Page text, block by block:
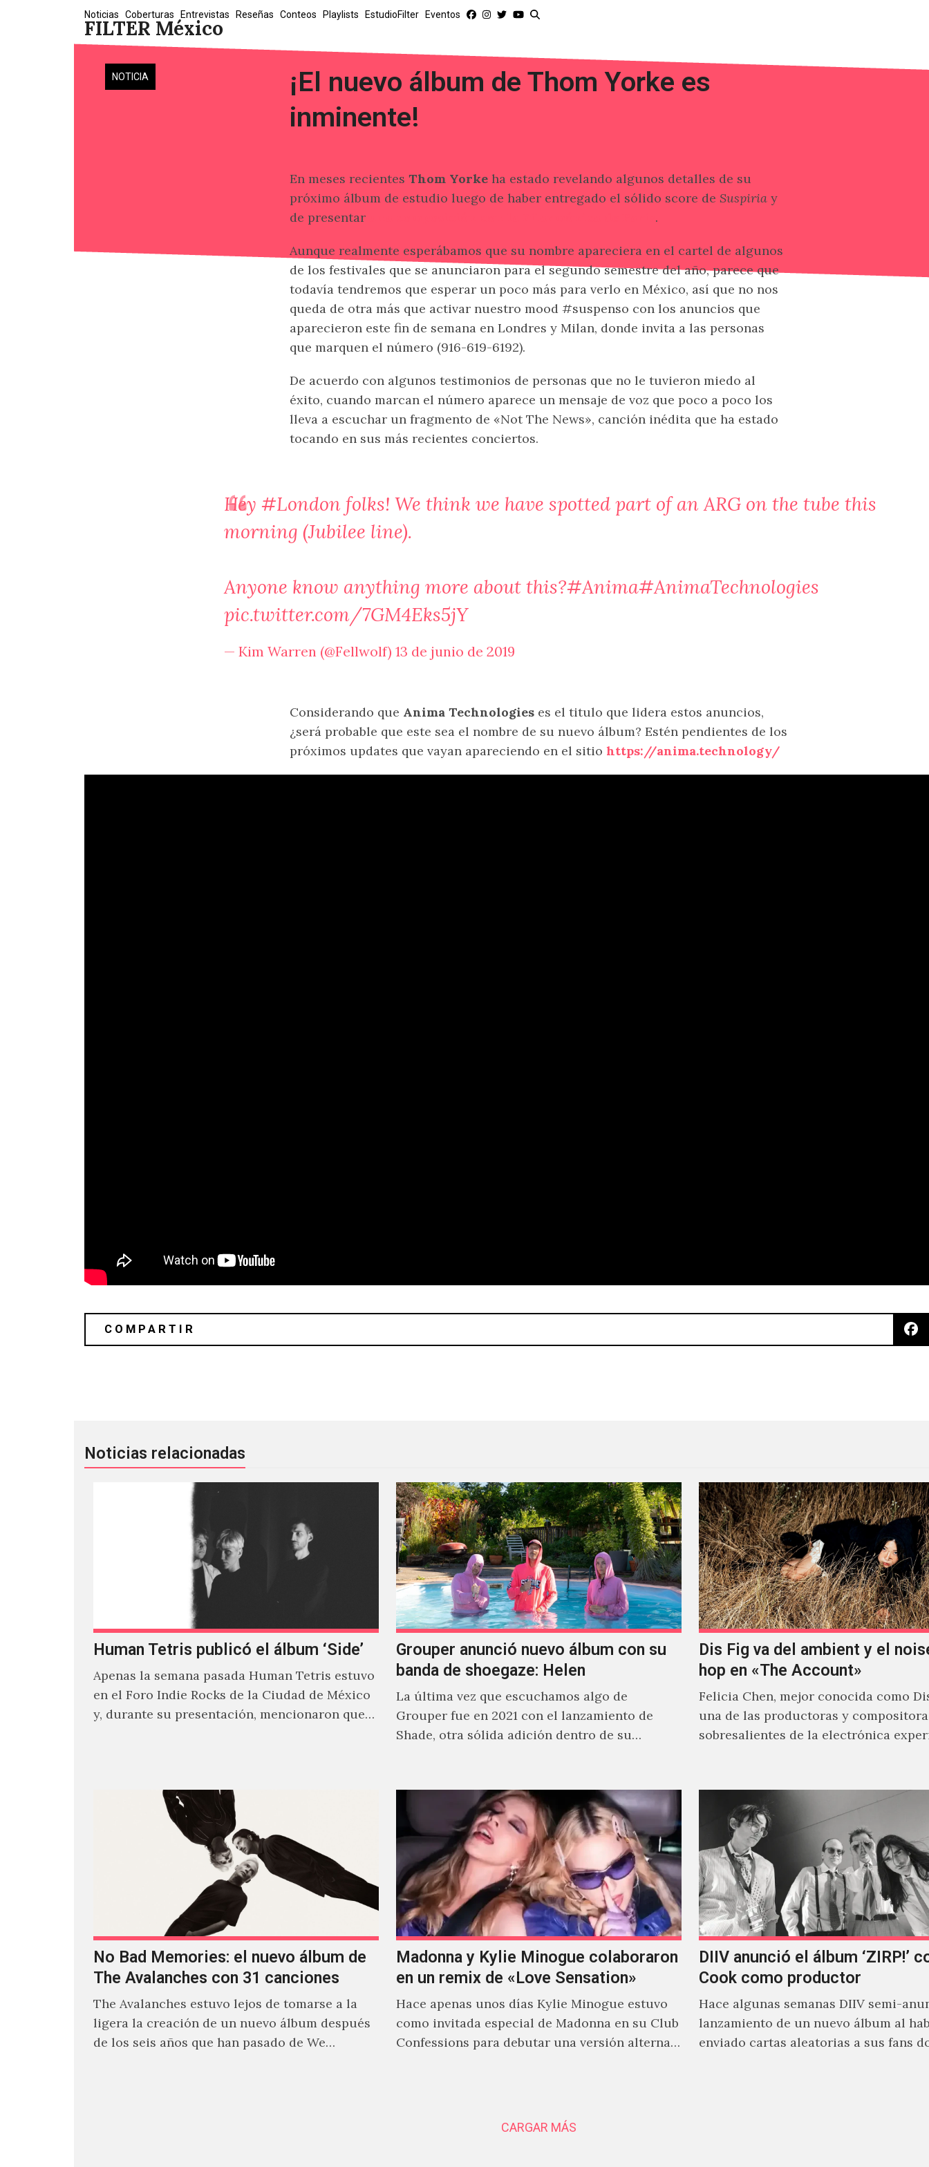
FILTER México
Noticias Coberturas Entrevistas Reseñas Conteos Playlists EstudioFilter Eventos
NOTICIA
¡El nuevo álbum de Thom Yorke es
inminente!
En meses recientes Thom Yorke ha estado revelando algunos detalles de su
próximo álbum de estudio luego de haber entregado el sólido score de Suspiria y
de presentar
.
Aunque realmente esperábamos que su nombre apareciera en el cartel de algunos
de los festivales que se anunciaron para el segundo semestre del año, parece que
todavía tendremos que esperar un poco más para verlo en México, así que no nos
queda de otra más que activar nuestro mood #suspenso con los anuncios que
aparecieron este fin de semana en Londres y Milan, donde invita a las personas
que marquen el número (916-619-6192).
De acuerdo con algunos testimonios de personas que no le tuvieron miedo al
éxito, cuando marcan el número aparece un mensaje de voz que poco a poco los
lleva a escuchar un fragmento de «Not The News», canción inédita que ha estado
tocando en sus más recientes conciertos.
Hey #London folks! We think we have spotted part of an ARG on the tube this
morning (Jubilee line).
Anyone know anything more about this?#Anima#AnimaTechnologies
pic.twitter.com/7GM4Eks5jY
— Kim Warren (@Fellwolf) 13 de junio de 2019
Considerando que Anima Technologies es el titulo que lidera estos anuncios,
¿será probable que este sea el nombre de su nuevo álbum? Estén pendientes de los
próximos updates que vayan apareciendo en el sitio https://anima.technology/
Noticias relacionadas
Human Tetris publicó el álbum ‘Side’
Apenas la semana pasada Human Tetris estuvo
en el Foro Indie Rocks de la Ciudad de México
y, durante su presentación, mencionaron que
Grouper anunció nuevo álbum con su
banda de shoegaze: Helen
La última vez que escuchamos algo de
Grouper fue en 2021 con el lanzamiento de
Shade, otra sólida adición dentro de su
Dis Fig va del ambient y el
hop en «The Account»
Felicia Chen, mejor conocida como
una de las productoras y
sobresalientes de la electrónica
No Bad Memories: el nuevo álbum de
The Avalanches con 31 canciones
The Avalanches estuvo lejos de tomarse a la
ligera la creación de un nuevo álbum después
de los seis años que han pasado de We…
Madonna y Kylie Minogue colaboraron
en un remix de «Love Sensation»
Hace apenas unos días Kylie Minogue estuvo
como invitada especial de Madonna en su Club
Confessions para debutar una versión alterna
DIIV anunció el álbum ‘ZIRP!’
Cook como productor
Hace algunas semanas DIIV semi-
lanzamiento de un nuevo álbum al
enviado cartas aleatorias a sus fans
CARGAR MÁS